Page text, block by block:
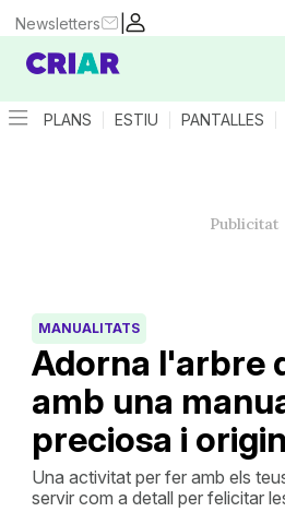
|
Newsletters
PLANS ESTIU PANTALLES
Adorna l'arbre
amb una
preciosa i
MANUALITATS
Una activitat per fer amb els
servir com a detall per felicitar